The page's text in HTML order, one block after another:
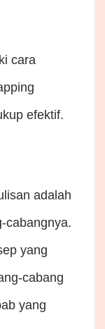
cara
efektif.
adalah
cabangnya.
yang
cabang
yang